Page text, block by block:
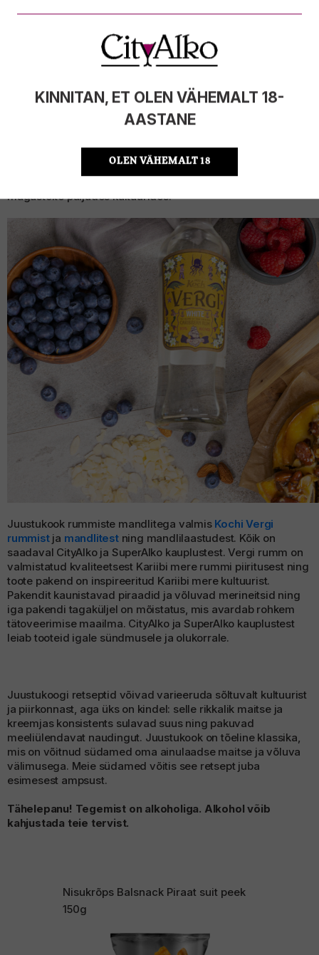
KINNITAN, ET OLEN VÄHEMALT 18-
AASTANE
OLEN VÄHEMALT 18
erines see pisut tänapäeval tuntud juustukoogist. Sellele
nisujahust ja meest, mis tegid koogi tekstuuri tihkeks ja
maitse hapukaks. Alles keskajal arenesid koogiretseptid
edasi. Kuivatatud puuviljad, vürtsid ja suhkur on kõigest
magustoit kuulsust Prantsusmaal, kus seda tunti nime all
“kustard au fromage”. Juustukoogi tegi eriliseks “fromage
blanc” juust. Samuti levisid Prantsusmaal esimesed
Sajandil levis juustukook ka Põhja-Ameerikasse ja seda
täiustati veelgi. Juustukoogi populaarsus on püsinud läbi
magustoite paljudes kultuurides.
Juustukook rummiste mandlitega valmis Kochi Vergi
rummist ja mandlitest ning mandlilaastudest. Kõik on
saadaval CityAlko ja SuperAlko kauplustest. Vergi rumm on
valmistatud kvaliteetsest Kariibi mere rummi piiritusest ning
toote pakend on inspireeritud Kariibi mere kultuurist.
Pakendit kaunistavad piraadid ja võluvad merineitsid ning
iga pakendi tagaküljel on mõistatus, mis avardab rohkem
tätoveerimise maailma. CityAlko ja SuperAlko kauplustest
leiab tooteid igale sündmusele ja olukorrale.
Juustukoogi retseptid võivad varieeruda sõltuvalt kultuurist
ja piirkonnast, aga üks on kindel: selle rikkalik maitse ja
kreemjas konsistents sulavad suus ning pakuvad
meeliülendavat naudingut. Juustukook on tõeline klassika,
mis on võitnud südamed oma ainulaadse maitse ja võluva
välimusega. Meie südamed võitis see retsept juba
esimesest ampsust.
Tähelepanu! Tegemist on alkoholiga. Alkohol võib
kahjustada teie tervist.
Nisukrõps Balsnack Piraat suit peek
150g